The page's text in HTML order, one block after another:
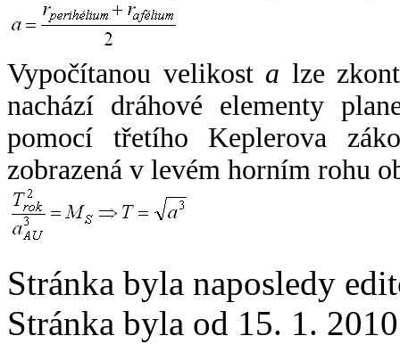
Vypočítanou velikost a lze
nachází dráhové elementy
pomocí třetího Keplerova
zobrazená v levém horním rohu
Stránka byla naposledy
Stránka byla od 15. 1.